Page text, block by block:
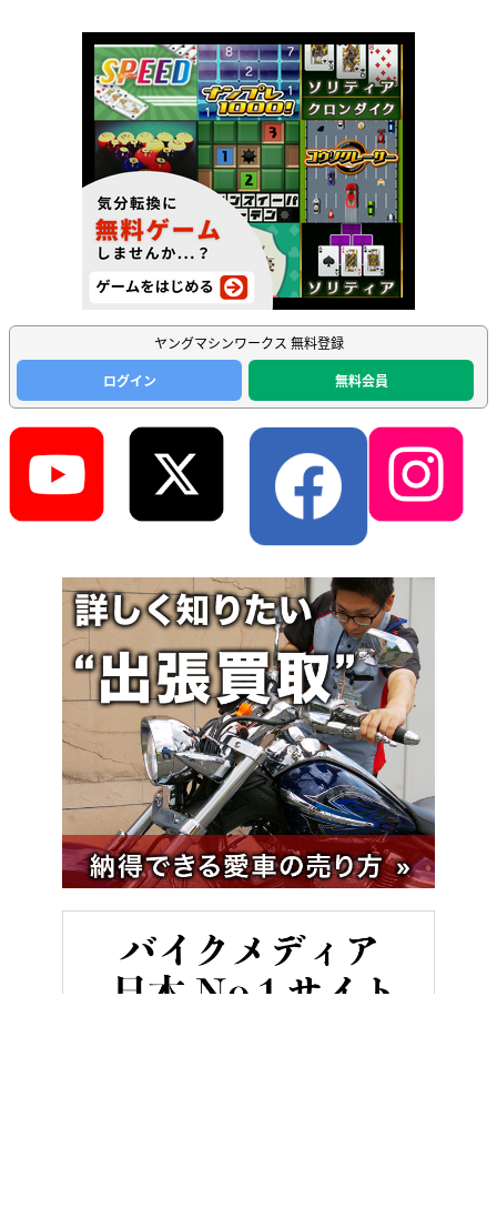
ヤングマシンワークス 無料登録
ログイン
無料会員